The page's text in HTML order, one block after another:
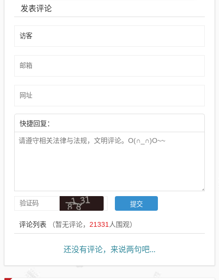
发表评论
快捷回复：
评论列表 （暂无评论， 21331 人围观）
还没有评论，来说两句吧...